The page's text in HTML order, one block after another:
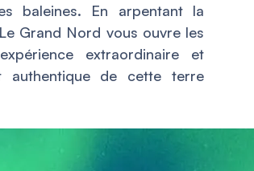
baleines. En arpentant la
Grand Nord vous ouvre les
extraordinaire et
authentique de cette terre